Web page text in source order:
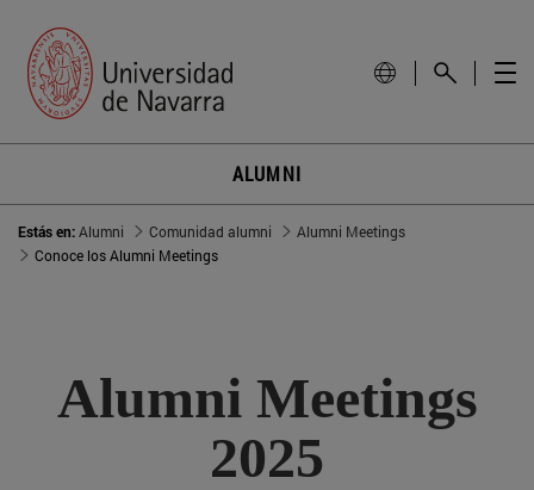
ALUMNI
Estás en:Alumni Comunidad alumni
Alumni Meetings
Conoce los Alumni Meetings
Alumni Meetings
2025